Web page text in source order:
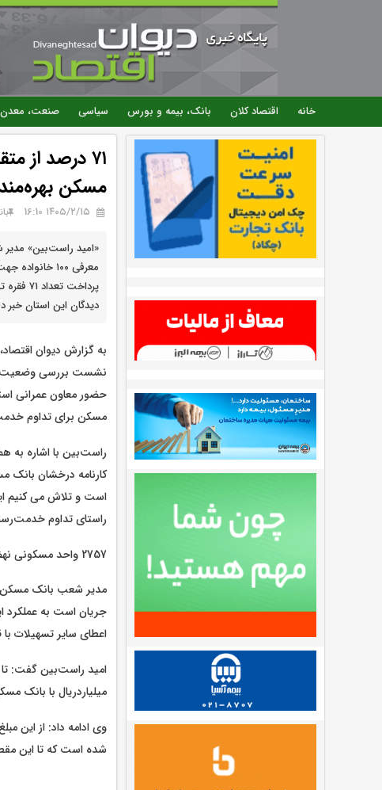
خانه اقتصاد کلان بانک، بیمه و بورس سیاسی صنعت،
۷۱ درصد از
مسکن
۱۴۰۵/۲/۱۵ 16:10
«امید راست‌بین»
معرفی ۱۰۰
دیدگان این استان خبر
به گزارش دیوان
نشست بررسی وضعیت
حضور معاون عمرانی
مسکن برای تداوم
راست‌بین با اشاره به
کارنامه درخشان بانک
است و تلاش می کنیم
راستای تداوم
2757 واحد مسکونی نهضت ملی به متقاضیان واگذار شد
مدیر شعب بانک مسکن
جریان است به عملکرد
اعطای سایر تسهیلات با
میلیاردریال با بانک
شده است که تا این مقطع زمانی 2هزار و 757 واحد فروش اقساطی شده و به